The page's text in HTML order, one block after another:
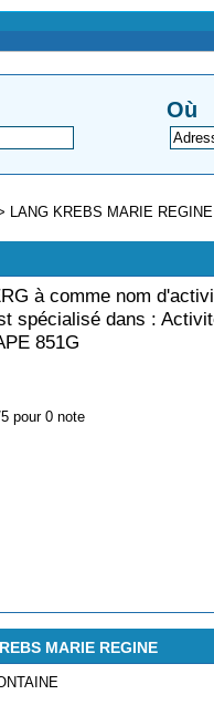
Où
LANG KREBS MARIE REGINE
à comme nom
spécialisé dans :
851G
pour 0 note
MARIE REGINE